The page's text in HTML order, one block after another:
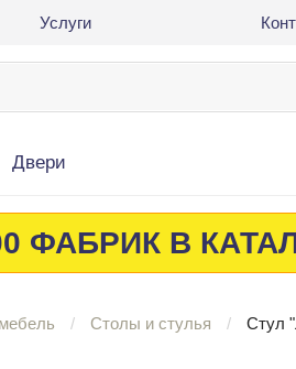
Услуги
Двери
ФАБРИК В
Столы и стулья Стул